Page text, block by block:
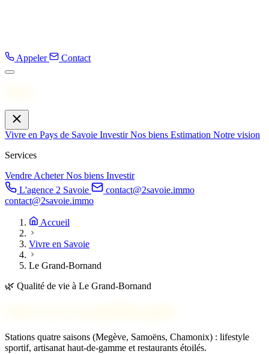
Appeler Contact
Vivre en Pays de Savoie InvestirNos biens Estimation Notre vision
Services
VendreAcheterNos biens Investir
L'agence 2 Savoie
contact@2savoie.immo
contact@2savoie.immo
Accueil
Vivre en Savoie
Le Grand-Bornand
🌿 Qualité de vie à Le Grand-Bornand
Stations quatre saisons (Megève, Samoëns, Chamonix) : lifestyle
sportif, artisanat haut-de-gamme et restaurants étoilés.